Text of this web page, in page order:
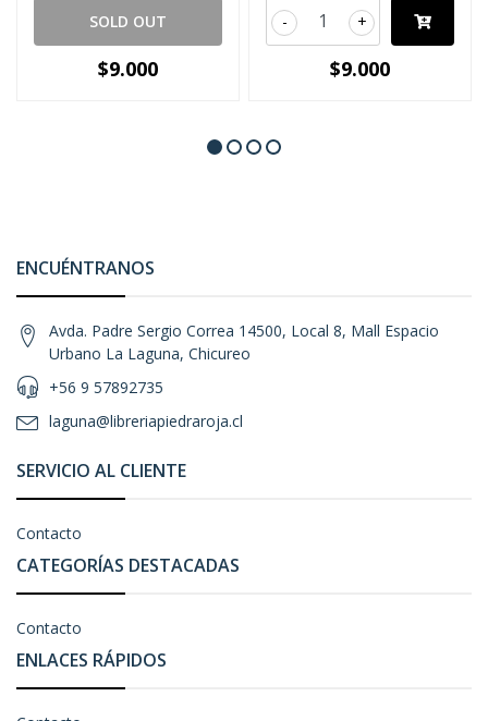
SOLD OUT
$9.000
+
-
$9.000
ENCUÉNTRANOS
Avda. Padre Sergio Correa 14500, Local 8, Mall Espacio
Urbano La Laguna, Chicureo
+56 9 57892735
laguna@libreriapiedraroja.cl
SERVICIO AL CLIENTE
Contacto
CATEGORÍAS DESTACADAS
Contacto
ENLACES RÁPIDOS